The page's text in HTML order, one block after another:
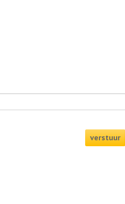
verstuur